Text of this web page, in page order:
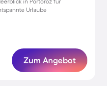
Urlaube
Zum Angebot